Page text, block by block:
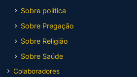
Sobre política
Sobre Pregação
Sobre Religião
Sobre Saúde
Colaboradores